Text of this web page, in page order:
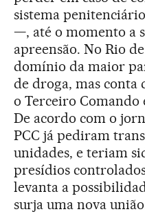
sistema
—, até o momento a
apreensão. No Rio
domínio da maior
de droga, mas conta
o Terceiro Comando
De acordo com o
PCC já pediram
unidades, e teriam
presídios
levanta a
surja uma nova